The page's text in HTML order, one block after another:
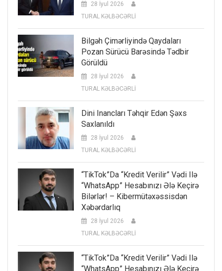
28 İyul 2026
TURAL KƏLBƏCƏRLİ
Bilgəh Çimərliyində Qaydaları
Pozan Sürücü Barəsində Tədbir
Görüldü
28 İyul 2026
TURAL KƏLBƏCƏRLİ
Dini Inancları Təhqir Edən Şəxs
Saxlanıldı
28 İyul 2026
TURAL KƏLBƏCƏRLİ
“TikTok”da “kredit Verilir” Vədi Ilə
“WhatsApp” Hesabınızı Ələ Keçirə
Bilərlər! – Kibermütəxəssisdən
Xəbərdarlıq
28 İyul 2026
TURAL KƏLBƏCƏRLİ
“TikTok”da “kredit Verilir” Vədi Ilə
“WhatsApp” Hesabınızı Ələ Keçirə